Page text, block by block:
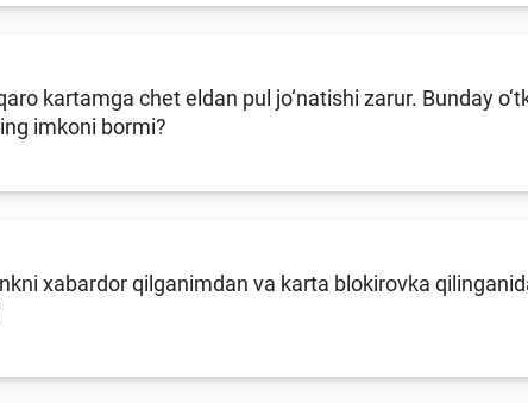
kartamga chet eldan pul jo‘natishi zarur. Bunday
imkoni bormi?
xabardor qilganimdan va karta blokirovka